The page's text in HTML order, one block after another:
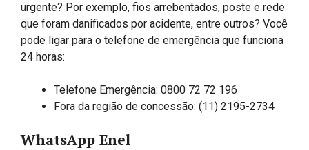
urgente? Por exemplo, fios arrebentados, poste e rede
que foram danificados por acidente, entre outros? Você
pode ligar para o telefone de emergência que funciona
24 horas:
Telefone Emergência: 0800 72 72 196
Fora da região de concessão: (11) 2195-2734
WhatsApp Enel